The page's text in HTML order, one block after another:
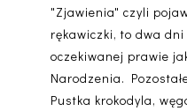
"Zjawienia" czyli
rękawiczki, to dwa
oczekiwanej prawie
Narodzenia.
Pustka krokodyla,